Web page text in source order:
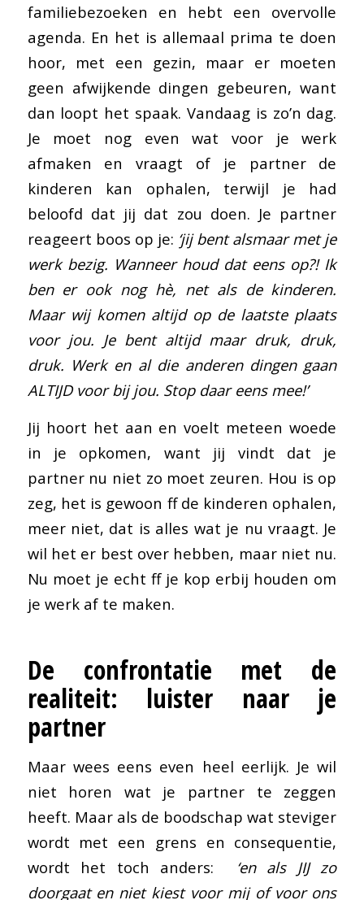
familiebezoeken en hebt een overvolle
agenda. En het is allemaal prima te doen
hoor, met een gezin, maar er moeten
geen afwijkende dingen gebeuren, want
dan loopt het spaak. Vandaag is zo’n dag.
Je moet nog even wat voor je werk
afmaken en vraagt of je partner de
kinderen kan ophalen, terwijl je had
beloofd dat jij dat zou doen. Je partner
reageert boos op je: ‘jij bent alsmaar met je
werk bezig. Wanneer houd dat eens op?! Ik
ben er ook nog hè, net als de kinderen.
Maar wij komen altijd op de laatste plaats
voor jou. Je bent altijd maar druk, druk,
druk. Werk en al die anderen dingen gaan
ALTIJD voor bij jou. Stop daar eens mee!’
Jij hoort het aan en voelt meteen woede
in je opkomen, want jij vindt dat je
partner nu niet zo moet zeuren. Hou is op
zeg, het is gewoon ff de kinderen ophalen,
meer niet, dat is alles wat je nu vraagt. Je
wil het er best over hebben, maar niet nu.
Nu moet je echt ff je kop erbij houden om
je werk af te maken.
De confrontatie met de
realiteit: luister naar je
partner
Maar wees eens even heel eerlijk. Je wil
niet horen wat je partner te zeggen
heeft. Maar als de boodschap wat steviger
wordt met een grens en consequentie,
wordt het toch anders: ‘en als JIJ zo
doorgaat en niet kiest voor mij of voor ons